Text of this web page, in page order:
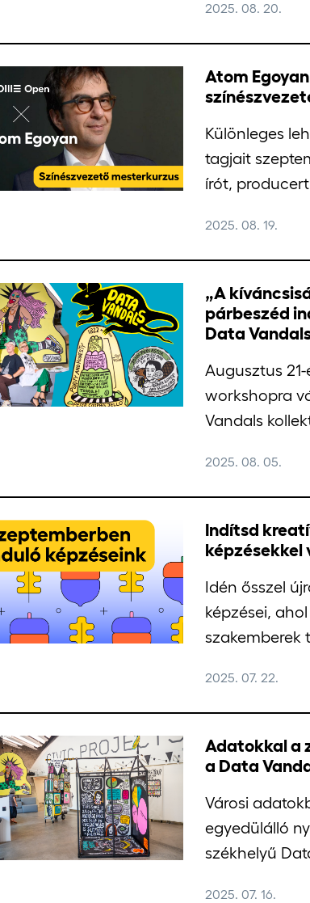
2025. 08. 20.
Atom
Különleges
tagjait
írót,
2025. 08. 19.
„A
párbeszéd
Data
Augusztus
workshopra
Vandals
2025. 08. 05.
Indítsd
Idén ősszel
képzései,
szakemberek
2025. 07. 22.
Adatokkal a
a Data
Városi
egyedülálló
székhelyű
2025. 07. 16.